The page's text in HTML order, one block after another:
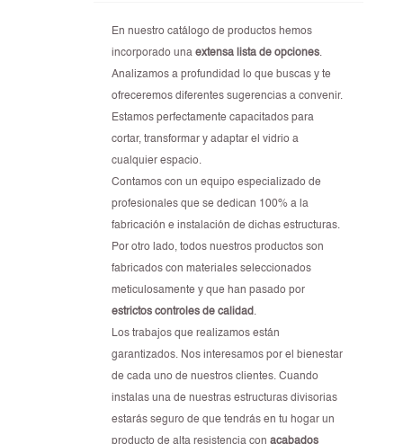
En nuestro catálogo de productos hemos
incorporado una extensa lista de opciones.
Analizamos a profundidad lo que buscas y te
ofreceremos diferentes sugerencias a convenir.
Estamos perfectamente capacitados para
cortar, transformar y adaptar el vidrio a
cualquier espacio.
Contamos con un equipo especializado de
profesionales que se dedican 100% a la
fabricación e instalación de dichas estructuras.
Por otro lado, todos nuestros productos son
fabricados con materiales seleccionados
meticulosamente y que han pasado por
estrictos controles de calidad .
Los trabajos que realizamos están
garantizados. Nos interesamos por el bienestar
de cada uno de nuestros clientes. Cuando
instalas una de nuestras estructuras divisorias
estarás seguro de que tendrás en tu hogar un
producto de alta resistencia con acabados